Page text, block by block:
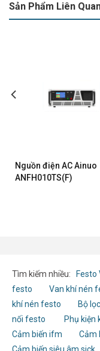
Sản Phẩm Liên
Nguồn điện AC Ainuo
ANFH010TS(F)
Tìm kiếm nhiều: Festo
festo
Van khí nén
khí nén festo
Bộ
nối festo
Phụ kiện
Cảm biến ifm
Cảm
Cảm biến siêu âm sick